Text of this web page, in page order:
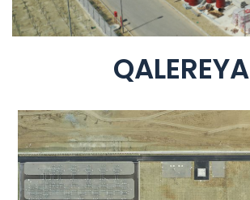
QALEREYA